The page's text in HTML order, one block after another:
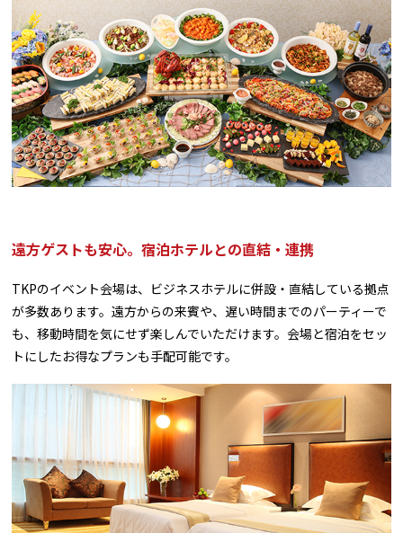
遠方ゲストも安心。宿泊ホテルとの直結・連携
TKPのイベント会場は、ビジネスホテルに併設・直結している拠点
が多数あります。遠方からの来賓や、遅い時間までのパーティーで
も、移動時間を気にせず楽しんでいただけます。会場と宿泊をセッ
トにしたお得なプランも手配可能です。